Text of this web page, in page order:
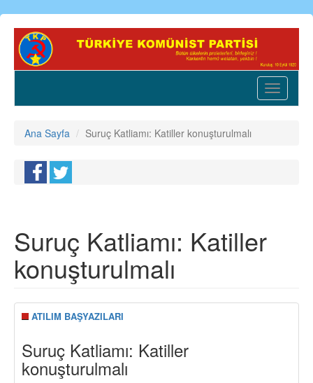
Ana
içeriğe
Toggle
Ana Sayfa Suruç Katliamı: Katiller konuşturulmalı
Suruç Katliamı: Katiller
konuşturulmalı
ATILIM BAŞYAZILARI
Suruç Katliamı: Katiller
konuşturulmalı